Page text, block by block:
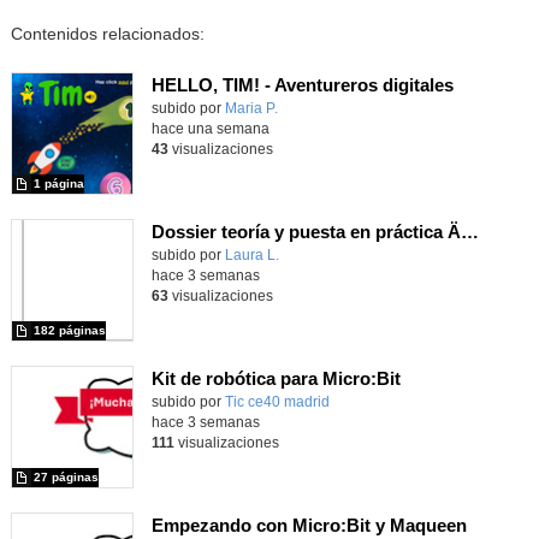
Contenidos relacionados:
HELLO, TIM! - Aventureros digitales
Contenido educativo.
subido por Maria P.
1 página
hace una semana
43visualizaciones
Dossier teoría y puesta en práctica Äprendizaje Basado en Juegos en Educación Infantil y Primaria
Contenido educativo.
subido por Laura L.
182 páginas
hace 3 semanas
63visualizaciones
Kit de robótica para Micro:Bit
Contenido educativo.
subido por Tic ce40 madrid
27 páginas
hace 3 semanas
111 visualizaciones
Empezando con Micro:Bit y Maqueen